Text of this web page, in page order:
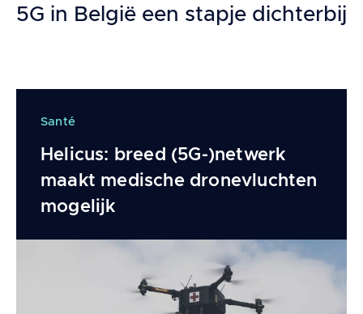
Santé
Helicus: breed (5G-)netwerk
maakt medische dronevluchten
mogelijk
5G in België een stapje dichterbij